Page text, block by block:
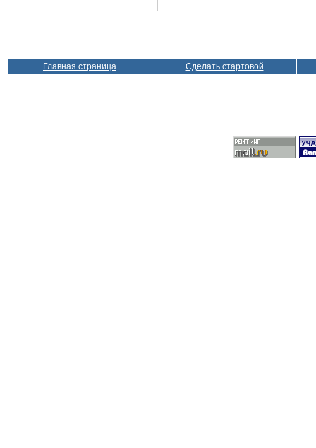
Главная страница Сделать стартовой